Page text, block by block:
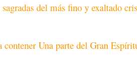
del más fino y exaltado
Una parte del Gran